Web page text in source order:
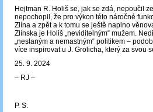
Hejtman R. Holiš se, jak se zdá, nepoučil
nepochopil, že pro výkon této náročné
Zlína a zpět a k tomu se ještě naplno
Zlínska je Holiš „neviditelným“ mužem.
„neslaným a nemastným“ politikem –
více inspirovat u J. Grolicha, který za svou
25. 9. 2024
‒ RJ ‒
P. S.